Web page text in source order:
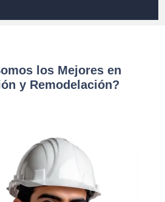
los Mejores en
y Remodelación?